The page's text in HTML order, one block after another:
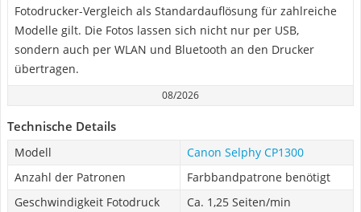
Fotodrucker-Vergleich als Standardauflösung für zahlreiche
Modelle gilt. Die Fotos lassen sich nicht nur per USB,
sondern auch per WLAN und Bluetooth an den Drucker
übertragen.
08/2026
Technische Details
Modell
Canon Selphy CP1300
Anzahl der Patronen
Farbbandpatrone benötigt
Geschwindigkeit Fotodruck
Ca. 1,25 Seiten/min